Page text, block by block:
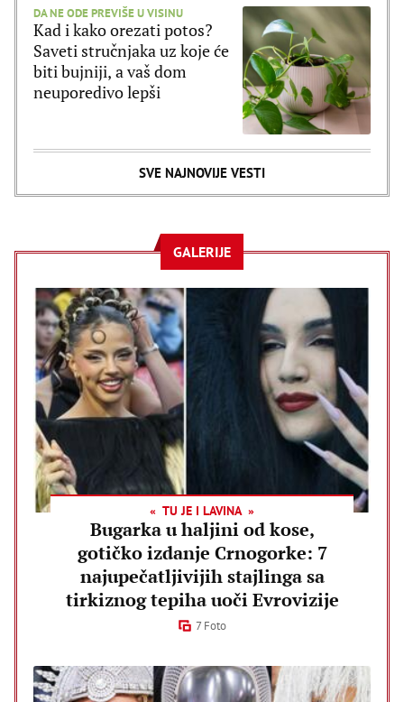
DA NE ODE PREVIŠE U VISINU
Kad i kako orezati potos?
Saveti stručnjaka uz koje će
biti bujniji, a vaš dom
neuporedivo lepši
SVE NAJNOVIJE VESTI
GALERIJE
TU JE I LAVINA
Bugarka u haljini od kose,
gotičko izdanje Crnogorke: 7
najupečatljivijih stajlinga sa
tirkiznog tepiha uoči Evrovizije
7 Foto